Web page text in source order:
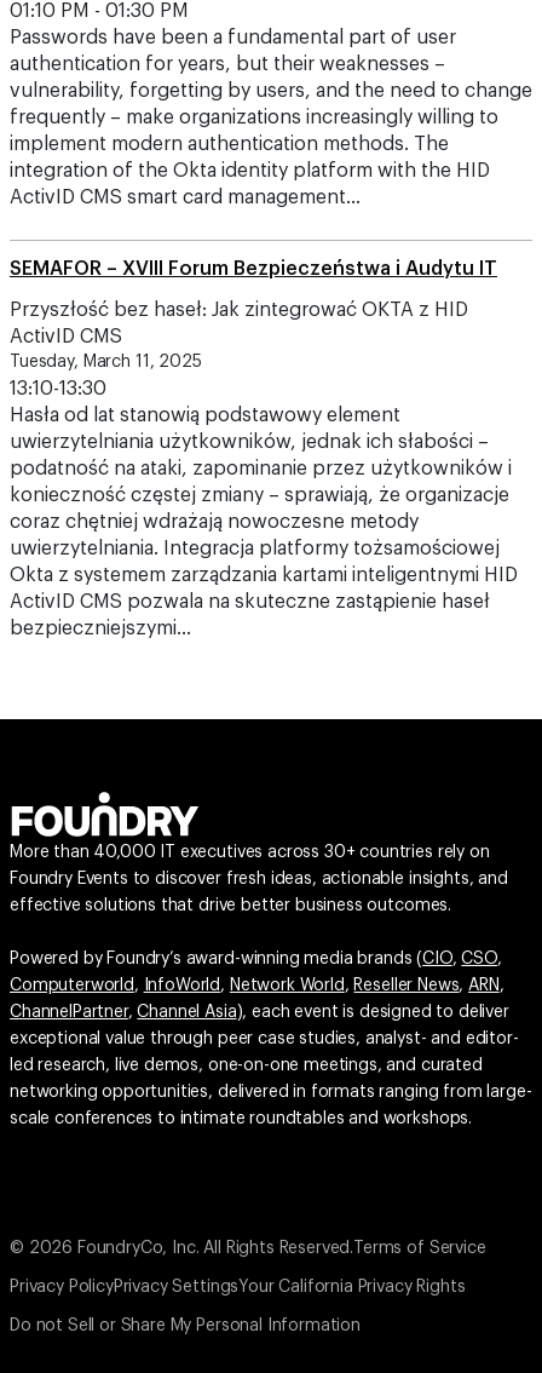
01:10 PM - 01:30 PM
Passwords have been a fundamental part of user
authentication for years, but their weaknesses –
vulnerability, forgetting by users, and the need to change
frequently – make organizations increasingly willing to
implement modern authentication methods. The
integration of the Okta identity platform with the HID
ActivID CMS smart card management…
SEMAFOR – XVIII Forum Bezpieczeństwa i Audytu IT
Przyszłość bez haseł: Jak zintegrować OKTA z HID
ActivID CMS
Tuesday, March 11, 2025
13:10-13:30
Hasła od lat stanowią podstawowy element
uwierzytelniania użytkowników, jednak ich słabości –
podatność na ataki, zapominanie przez użytkowników i
konieczność częstej zmiany – sprawiają, że organizacje
coraz chętniej wdrażają nowoczesne metody
uwierzytelniania. Integracja platformy tożsamościowej
Okta z systemem zarządzania kartami inteligentnymi HID
ActivID CMS pozwala na skuteczne zastąpienie haseł
bezpieczniejszymi…
More than 40,000 IT executives across 30+ countries rely on
Foundry Events to discover fresh ideas, actionable insights, and
effective solutions that drive better business outcomes.
Powered by Foundry’s award-winning media brands (CIO,CSO,
Computerworld , InfoWorld , Network World , Reseller News,ARN ,
ChannelPartner,Channel Asia), each event is designed to deliver
exceptional value through peer case studies, analyst- and editor-
led research, live demos, one-on-one meetings, and curated
networking opportunities, delivered in formats ranging from large-
scale conferences to intimate roundtables and workshops.
© 2026 FoundryCo, Inc. All Rights Reserved. Terms of Service
Privacy PolicyPrivacy SettingsYour California Privacy Rights
Do not Sell or Share My Personal Information